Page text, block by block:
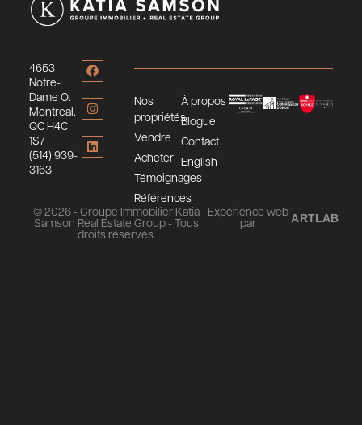
4653
Notre-
Dame O.
Montreal,
QC H4C
1S7
(514) 939-
3163
Nos
propriétés
Vendre
Acheter
Témoignages
Références
À propos
Blogue
Contact
English
© 2026 - Groupe Immobilier Katia
Samson Real Estate Group - Tous
droits réservés.
Expérience web
par ARTLAB